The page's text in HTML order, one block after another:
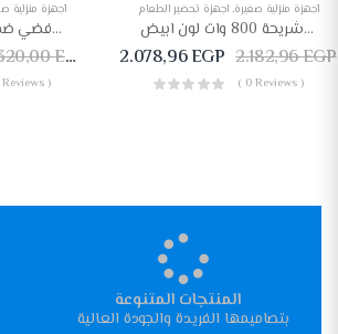
أجهزة منزلية
محضر طعام كينوود مالتي برو، 1000 وات، فضي ضمان الوكيل سنتين
EGP
)
أجهزة منزلية صغيرة,اجهزة تحضير الطعام
بيكو توستر 2 شريحة 800 وات لون ابيض TAM 4220 W
2.078,96EGP 2.182,96EGP
( 0 Reviews )
المنتجات المتنوعة
بتصاميمها الفريدة والجودة العالية